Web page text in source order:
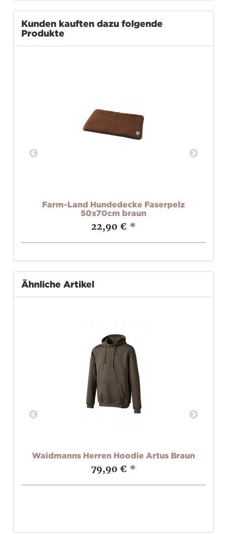
Kunden kauften dazu folgende
Produkte
Farm-Land Hundedecke Faserpelz
50x70cm braun
22,90 € *
Ähnliche Artikel
Waidmanns Herren Hoodie Artus Braun
79,90 € *